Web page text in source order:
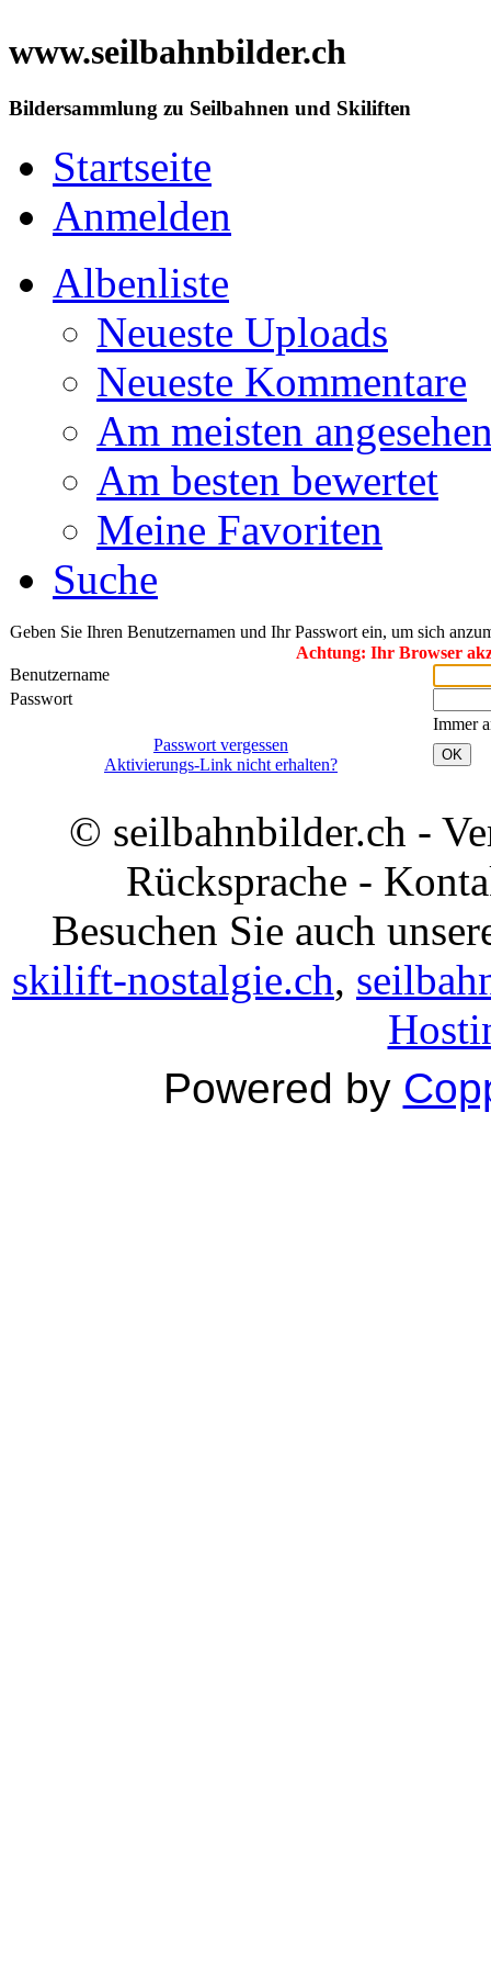
www.seilbahnbilder.ch
Bildersammlung zu Seilbahnen und Skiliften
Startseite
Anmelden
Albenliste
Neueste Uploads
Neueste Kommentare
Am meisten
Am besten bewertet
Meine Favoriten
Suche
Geben Sie Ihren Benutzernamen und Ihr Passwort ein, um sich
Achtung: Ihr Browser
Benutzername
Passwort
Immer
Passwort vergessen
Aktivierungs-Link nicht erhalten?
OK
© seilbahnbilder.ch -
Rücksprache -
Besuchen Sie auch
skilift-nostalgie.ch,
Powered by